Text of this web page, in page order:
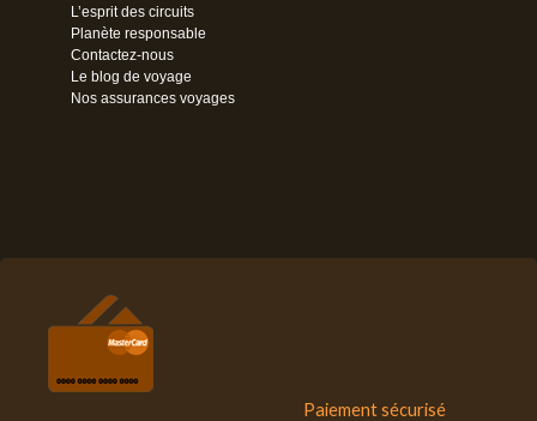
L’esprit des circuits
Planète responsable
Contactez-nous
Le blog de voyage
Nos assurances voyages
Paiement sécurisé